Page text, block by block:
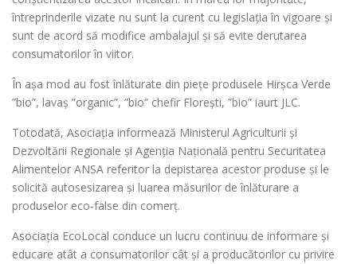
întreprinderile vizate nu sunt la curent cu legislația în vigoare și
sunt de acord să modifice ambalajul și să evite derutarea
consumatorilor în viitor.
În așa mod au fost înlăturate din piețe produsele Hirșca Verde
”bio”, lavaș ”organic”, ”bio” chefir Florești, ”bio” iaurt JLC.
Totodată, Asociația informează Ministerul Agriculturii și
Dezvoltării Regionale și Agenția Națională pentru Securitatea
Alimentelor ANSA referitor la depistarea acestor produse și le
solicită autosesizarea și luarea măsurilor de înlăturare a
produselor eco-false din comerț.
Asociația EcoLocal conduce un lucru continuu de informare și
educare atât a consumatorilor cât și a producătorilor cu privire